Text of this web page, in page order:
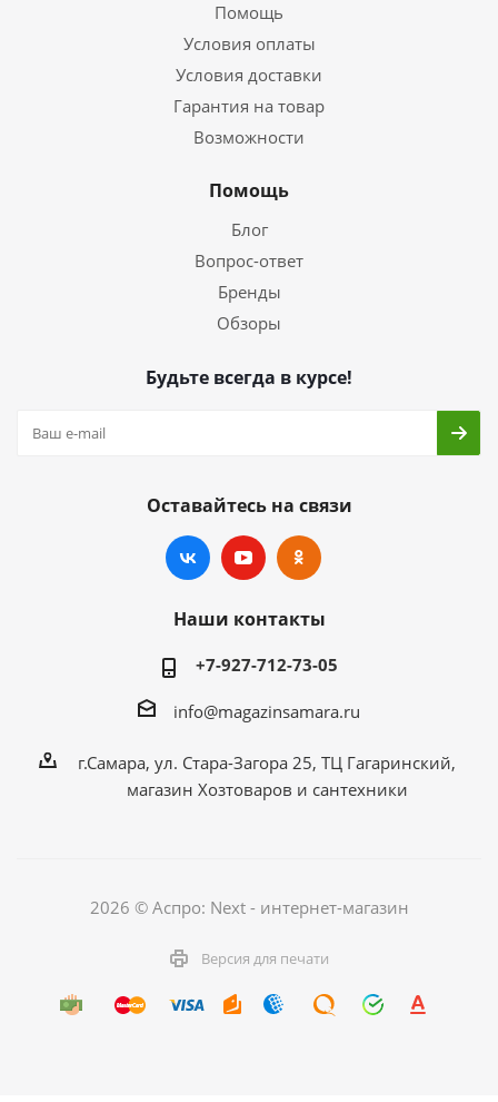
Помощь
Условия оплаты
Условия доставки
Гарантия на товар
Возможности
Помощь
Блог
Вопрос-ответ
Бренды
Обзоры
Будьте всегда в курсе!
Оставайтесь на связи
Наши контакты
+7-927-712-73-05
info@magazinsamara.ru
г.Самара, ул. Стара-Загора 25, ТЦ Гагаринский,
магазин Хозтоваров и сантехники
2026 © Аспро: Next - интернет-магазин
Версия для печати